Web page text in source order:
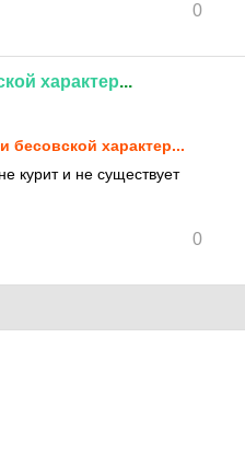
0
характер...
бесовской характер...
курит и не существует
0